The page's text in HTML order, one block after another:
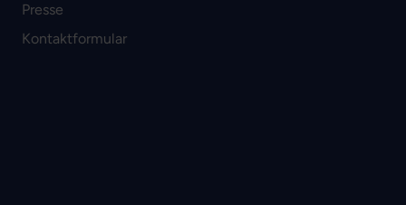
Presse
Kontaktformular